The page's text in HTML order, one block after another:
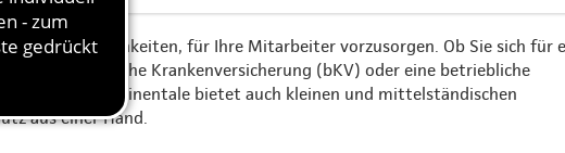
Möglichkeiten, für Ihre Mitarbeiter vorzusorgen. Ob Sie sich für
eine betriebliche Krankenversicherung (bKV) oder eine betriebliche
die Continentale bietet auch kleinen und mittelständischen
aus einer Hand.